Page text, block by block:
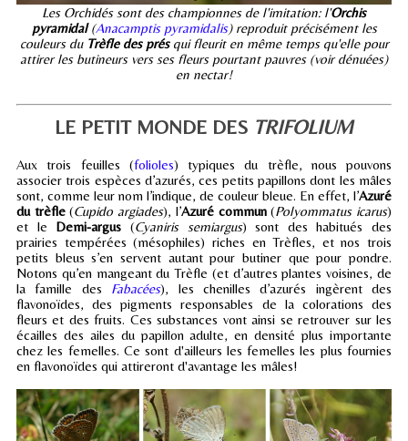
Les Orchidés sont des championnes de l'imitation: l'Orchis
pyramidal(Anacamptis pyramidalis) reproduit précisément les
couleurs du Trèfle des présqui fleurit en même temps qu'elle pour
attirer les butineurs vers ses fleurs pourtant pauvres (voir dénuées)
en nectar!
LE PETIT MONDE DES TRIFOLIUM
Aux trois feuilles (folioles) typiques du trèfle, nous pouvons
associer trois espèces d’azurés, ces petits papillons dont les mâles
sont, comme leur nom l’indique, de couleur bleue. En effet, l’Azuré
du trèfle(Cupido argiades), l’Azuré commun(Polyommatus icarus)
et le Demi-argus (Cyaniris semiargus) sont des habitués des
prairies tempérées (mésophiles) riches en Trèfles, et nos trois
petits bleus s’en servent autant pour butiner que pour pondre.
Notons qu’en mangeant du Trèfle (et d’autres plantes voisines, de
la famille des Fabacées), les chenilles d’azurés ingèrent des
flavonoïdes, des pigments responsables de la colorations des
fleurs et des fruits. Ces substances vont ainsi se retrouver sur les
écailles des ailes du papillon adulte, en densité plus importante
chez les femelles. Ce sont d'ailleurs les femelles les plus fournies
en flavonoïdes qui attireront d'avantage les mâles!